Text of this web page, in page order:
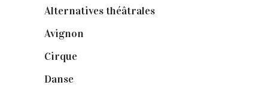
Alternatives théâtrales
Avignon
Cirque
Danse